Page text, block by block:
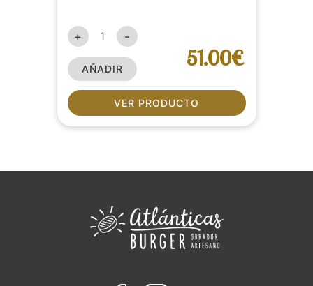
+ -
AÑADIR 51.00€
VER PRODUCTO